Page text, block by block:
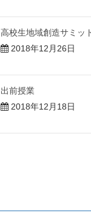
高校生地域創造サミッ
2018年12月26日
出前授業
2018年12月18日